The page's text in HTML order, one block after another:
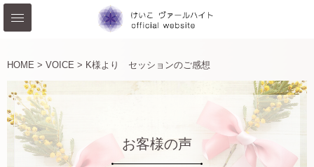
HOME > VOICE > K様より セッションのご感想
お客様の声